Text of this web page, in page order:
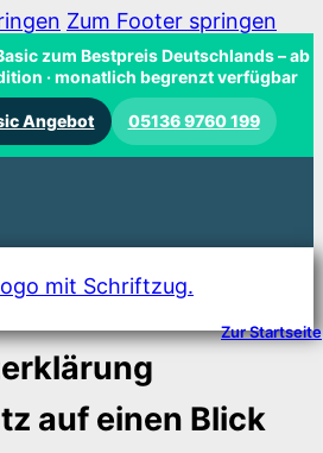
Zum Footer springen
zum Bestpreis Deutschlands– ab
· monatlich begrenzt verfügbar
Angebot 05136 9760 199
Zur Startseite
auf einen Blick